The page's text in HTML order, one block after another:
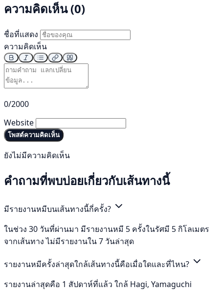
ความคิดเห็น (0)
ชื่อที่แสดง
ความคิดเห็น
0/2000
Website
โพสต์ความคิดเห็น
ยังไม่มีความคิดเห็น
คำถามที่พบบ่อยเกี่ยวกับเส้นทางนี้
มีรายงานหมีบนเส้นทางนี้กี่ครั้ง?
ในช่วง 30 วันที่ผ่านมา มีรายงานหมี 5 ครั้งในรัศมี 5 กิโลเมตร
จากเส้นทาง ไม่มีรายงานใน 7 วันล่าสุด
รายงานหมีครั้งล่าสุดใกล้เส้นทางนี้คือเมื่อใดและที่ไหน?
รายงานล่าสุดคือ 1 สัปดาห์ที่แล้ว ใกล้ Hagi, Yamaguchi